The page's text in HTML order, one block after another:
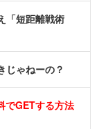
「短距離戦術
じゃねーの？
でGETする方法